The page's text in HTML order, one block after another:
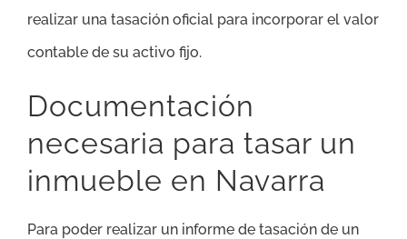
realizar una tasación oficial para incorporar el valor
contable de su activo fijo.
Documentación
necesaria para tasar un
inmueble en Navarra
Para poder realizar un informe de tasación de un